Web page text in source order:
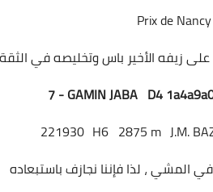
Prix de Nancy
7 - GAMIN JABA D4
221930 H6 2875 m J.M.